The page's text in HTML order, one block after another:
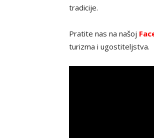
tradicije.
Pratite nas na našoj
turizma i ugostiteljstva.